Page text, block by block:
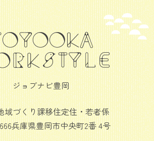
ジョブナビ豊岡
域づくり課移住定住・若者係
兵庫県豊岡市中央町2番 4号